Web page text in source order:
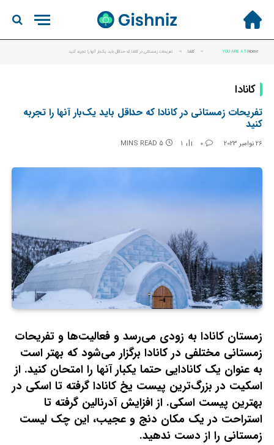
YOU ARE AT:Home
» کانادا » تفریحات زمستانی در کانادا که حداقل باید یک‌بار آنها را تجربه کنید
کانادا
تفریحات زمستانی در کانادا که حداقل باید یک‌بار آنها را تجربه
کنید
26 نوامبر 2023 0
1
5 MINS READ
زمستان کانادا به زودی می‌رسد و فعالیت‌ها و تفریحات
زمستانی مختلفی در کانادا برگزار می‌شود که بهتر است
به عنوان یک کانادایی حتما یکبار آنها را امتحان کنید. از
اسکیت در بزرگ‌ترین پیست یخ کانادا گرفته تا اسکی در
بهترین پیست اسکی. از افزایش آدرنالین گرفته تا
استراحت در یک مکان دنج و عجیب، این چک لیست
زمستانی را از دست ندهید.